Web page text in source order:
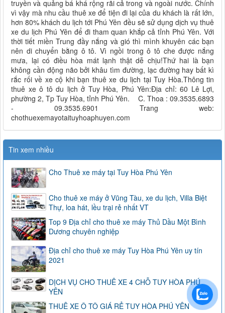
truyền và quảng bá khá rộng rãi cả trong và ngoài nước. Chính
vì vậy mà nhu cầu thuê xe để tiện đi lại của du khách là rất lớn,
hơn 80% khách du lịch tới Phú Yên đều sẽ sử dụng dịch vụ thuê
xe du lịch Phú Yên để đi tham quan khắp cả tỉnh Phú Yên. Với
thời tiết miền Trung đầy nắng và gió thì mình khuyên các bạn
nên di chuyển bằng ô tô. Vì ngồi trong ô tô che được nắng
mưa, lại có điều hòa mát lạnh thật dễ chịu!Thứ hai là bạn
không cần động não bởi khâu tìm đường, lạc đường hay bất kì
rắc rối về xe cộ khi bạn thuê xe du lịch tại Tuy Hòa.Thông tin
thuê xe ô tô du lịch ở Tuy Hòa, Phú Yên:Địa chỉ: 60 Lê Lợi,
phường 2, Tp Tuy Hòa, tỉnh Phú Yên. C. Thoa : 09.3535.6893
- 09.3535.6901 Trang web:
chothuexemayotaituyhoaphuyen.com
Tin xem nhiều
Cho Thuê xe máy tại Tuy Hòa Phú Yên
Cho thuê xe máy ở Vũng Tàu, xe du lịch, Villa Biệt
Thự, loa hát, lều trại rẻ nhất VT
Top 9 Địa chỉ cho thuê xe máy Thủ Dầu Một Bình
Dương chuyên nghiệp
Địa chỉ cho thuê xe máy Tuy Hòa Phú Yên uy tín
2021
DỊCH VỤ CHO THUÊ XE 4 CHỖ TUY HÒA PHÚ
YÊN
THUÊ XE Ô TÔ GIÁ RẺ TUY HÒA PHÚ YÊN